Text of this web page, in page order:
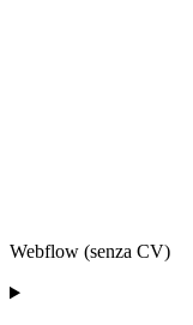
Webflow (senza CV)